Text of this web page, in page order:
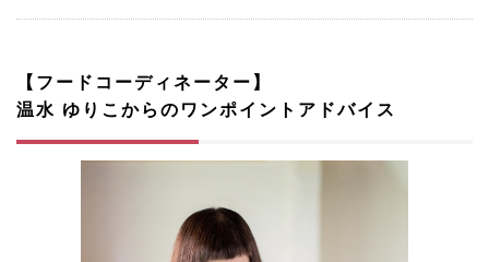
【フードコーディネーター】
温水 ゆりこからのワンポイントアドバイス